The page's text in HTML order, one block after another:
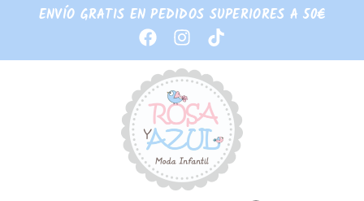
ENVÍO GRATIS EN PEDIDOS SUPERIORES A 50€